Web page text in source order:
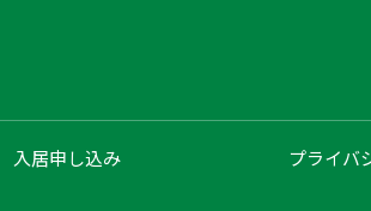
入居申し込み プライバ